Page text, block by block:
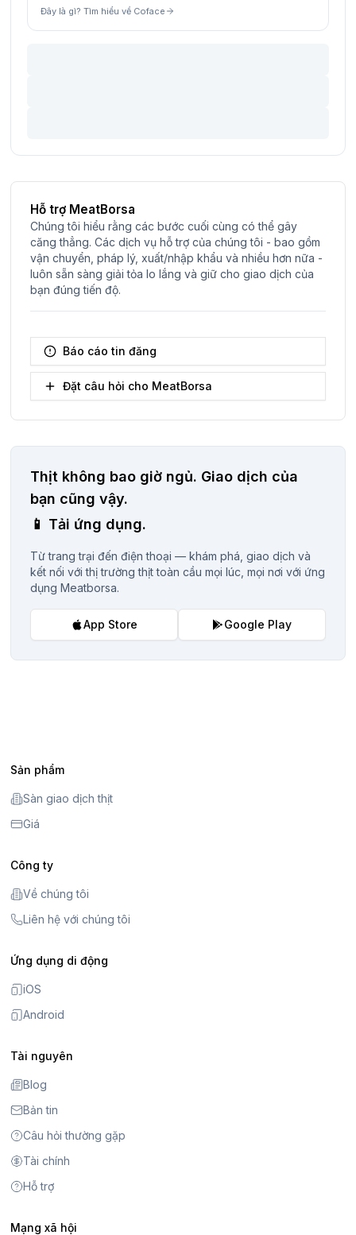
Đây là gì? Tìm hiểu về Coface
Hỗ trợ MeatBorsa
Chúng tôi hiểu rằng các bước cuối cùng có thể gây
căng thẳng. Các dịch vụ hỗ trợ của chúng tôi - bao gồm
vận chuyển, pháp lý, xuất/nhập khẩu và nhiều hơn nữa -
luôn sẵn sàng giải tỏa lo lắng và giữ cho giao dịch của
bạn đúng tiến độ.
Báo cáo tin đăng
Đặt câu hỏi cho MeatBorsa
Thịt không bao giờ ngủ. Giao dịch của
bạn cũng vậy.
📱 Tải ứng dụng.
Từ trang trại đến điện thoại — khám phá, giao dịch và
kết nối với thị trường thịt toàn cầu mọi lúc, mọi nơi với ứng
dụng Meatborsa.
App Store Google Play
Sản phẩm
Sàn giao dịch thịt
Giá
Công ty
Về chúng tôi
Liên hệ với chúng tôi
Ứng dụng di động
iOS
Android
Tài nguyên
Blog
Bản tin
Câu hỏi thường gặp
Tài chính
Hỗ trợ
Mạng xã hội